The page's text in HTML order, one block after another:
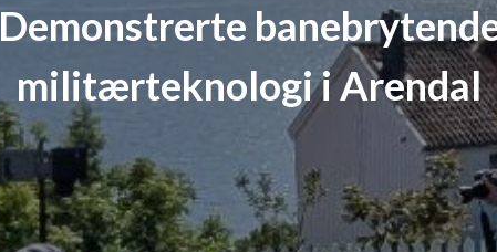
Demonstrerte
militærteknologi i Arendal